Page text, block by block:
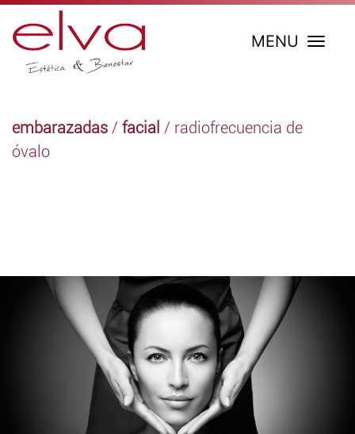
MENU
embarazadas / facial / radiofrecuencia de
óvalo